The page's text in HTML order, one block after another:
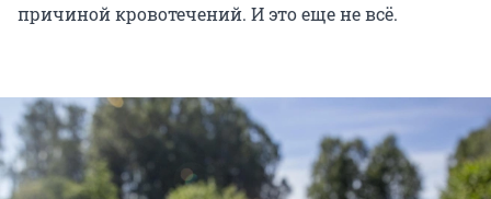
причиной кровотечений. И это еще не всё.